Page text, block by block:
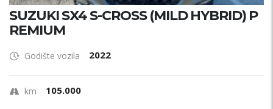
SUZUKI SX4 S-CROSS (MILD HYBRID) P
REMIUM
Godište vozila 2022
km 105.000